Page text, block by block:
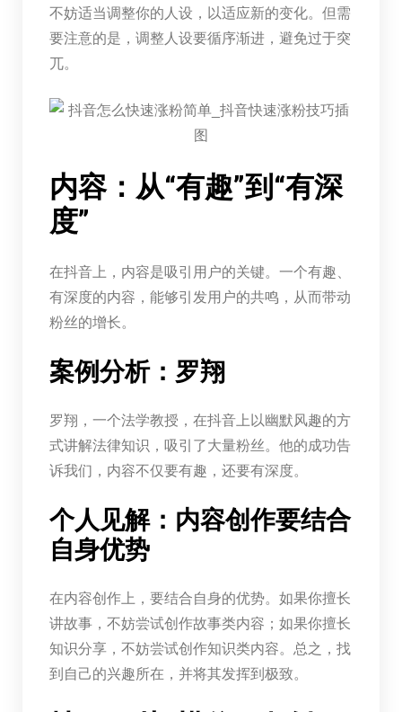
不妨适当调整你的人设，以适应新的变化。但需
要注意的是，调整人设要循序渐进，避免过于突
兀。
内容：从“有趣”到“有深
度”
在抖音上，内容是吸引用户的关键。一个有趣、
有深度的内容，能够引发用户的共鸣，从而带动
粉丝的增长。
案例分析：罗翔
罗翔，一个法学教授，在抖音上以幽默风趣的方
式讲解法律知识，吸引了大量粉丝。他的成功告
诉我们，内容不仅要有趣，还要有深度。
个人见解：内容创作要结合
自身优势
在内容创作上，要结合自身的优势。如果你擅长
讲故事，不妨尝试创作故事类内容；如果你擅长
知识分享，不妨尝试创作知识类内容。总之，找
到自己的兴趣所在，并将其发挥到极致。